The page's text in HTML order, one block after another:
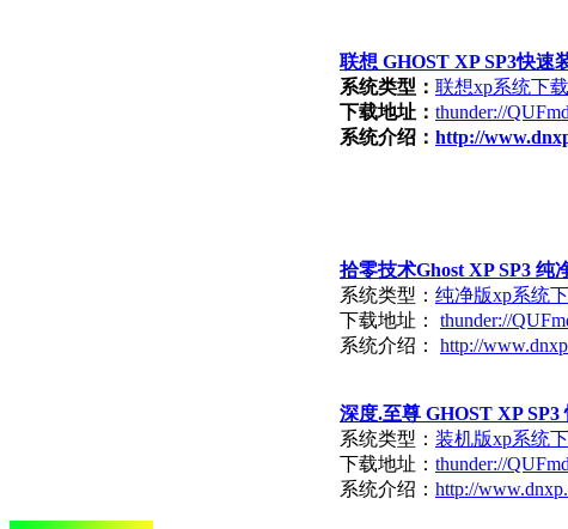
联想 GHOST XP SP3快速
系统类型： 联想xp系统下载
下载地址： thunder://
系统介绍： http://
拾零技术Ghost XP SP3 纯
系统类型： 纯净版xp系统
下载地址： thunder://
系统介绍： http://
深度.至尊 GHOST XP
系统类型： 装机版xp系统
下载地址： thunder://
系统介绍： http://